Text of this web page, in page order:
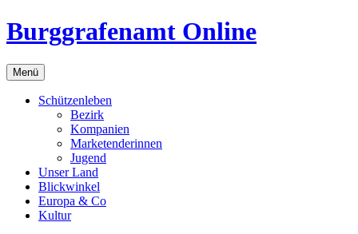
Burggrafenamt Online
Menü
Schützenleben
Bezirk
Kompanien
Marketenderinnen
Jugend
Unser Land
Blickwinkel
Europa & Co
Kultur